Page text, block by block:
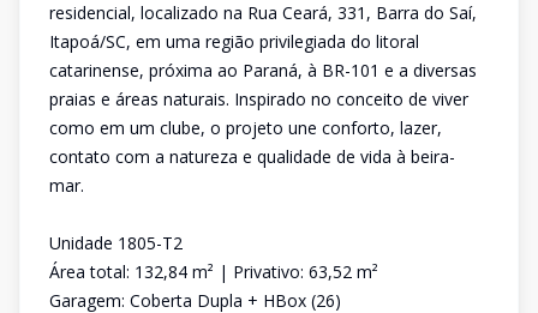
residencial, localizado na Rua Ceará, 331, Barra do Saí,
Itapoá/SC, em uma região privilegiada do litoral
catarinense, próxima ao Paraná, à BR-101 e a diversas
praias e áreas naturais. Inspirado no conceito de viver
como em um clube, o projeto une conforto, lazer,
contato com a natureza e qualidade de vida à beira-
mar.
Unidade 1805-T2
Área total: 132,84 m² | Privativo: 63,52 m²
Garagem: Coberta Dupla + HBox (26)